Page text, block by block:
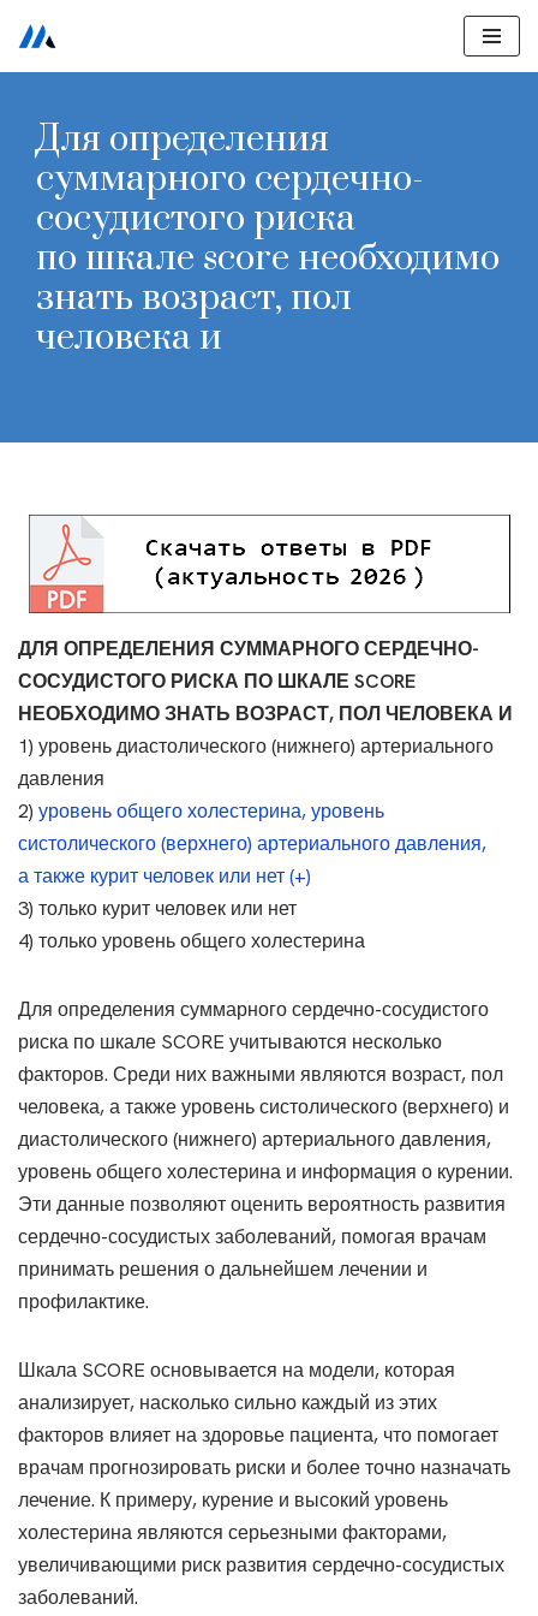
Перейти
содержимому
Для определения
суммарного сердечно-
сосудистого риска
по шкале score необходимо
знать возраст, пол
человека и
ДЛЯ ОПРЕДЕЛЕНИЯ СУММАРНОГО СЕРДЕЧНО-
СОСУДИСТОГО РИСКА ПО ШКАЛЕ SCORE
НЕОБХОДИМО ЗНАТЬ ВОЗРАСТ, ПОЛ ЧЕЛОВЕКА И
1) уровень диастолического (нижнего) артериального
давления
2) уровень общего холестерина, уровень
систолического (верхнего) артериального давления,
а также курит человек или нет (+)
3) только курит человек или нет
4) только уровень общего холестерина
Для определения суммарного сердечно-сосудистого
риска по шкале SCORE учитываются несколько
факторов. Среди них важными являются возраст, пол
человека, а также уровень систолического (верхнего) и
диастолического (нижнего) артериального давления,
уровень общего холестерина и информация о курении.
Эти данные позволяют оценить вероятность развития
сердечно-сосудистых заболеваний, помогая врачам
принимать решения о дальнейшем лечении и
профилактике.
Шкала SCORE основывается на модели, которая
анализирует, насколько сильно каждый из этих
факторов влияет на здоровье пациента, что помогает
врачам прогнозировать риски и более точно назначать
лечение. К примеру, курение и высокий уровень
холестерина являются серьезными факторами,
увеличивающими риск развития сердечно-сосудистых
заболеваний.